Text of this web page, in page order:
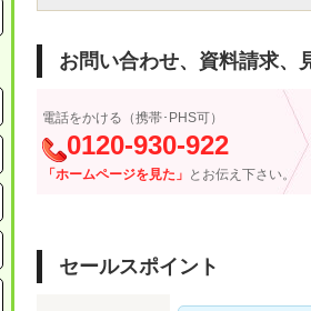
お問い合わせ、資料請求、
電話をかける（携帯･PHS可）
0120-930-922
「ホームページを見た」 とお伝え下さい。
セールスポイント